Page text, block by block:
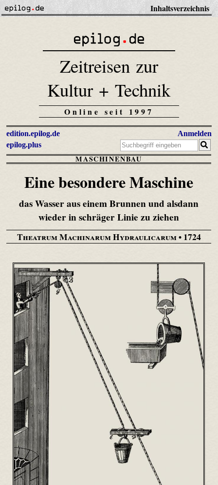
Inhaltsverzeichnis
Zeitreisen zur
Kultur + Technik
Online seit 1997
edition.epilog.de
epilog.plus
Anmelden
MASCHINENBAU
Eine besondere Maschine
das Wasser aus einem Brunnen und alsdann
wieder in schräger Linie zu ziehen
Theatrum Machinarum Hydraulicarum• 1724